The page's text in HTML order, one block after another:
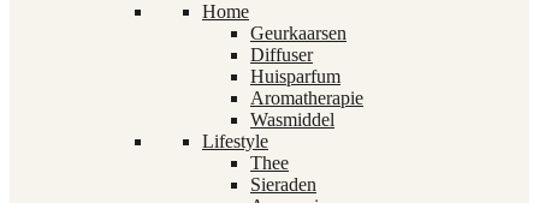
Home
Geurkaarsen
Diffuser
Huisparfum
Aromatherapie
Wasmiddel
Lifestyle
Thee
Sieraden